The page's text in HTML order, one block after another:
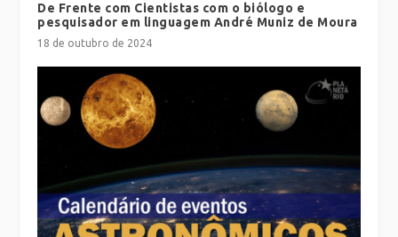
De Frente com Cientistas com o biólogo e
pesquisador em linguagem André Muniz de Moura
18 de outubro de 2024